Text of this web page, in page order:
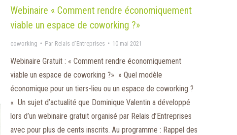
Webinaire « Comment rendre économiquement
viable un espace de coworking ?»
coworking Par Relais d'Entreprises 10 mai 2021
Webinaire Gratuit : « Comment rendre économiquement
viable un espace de coworking ?» » Quel modèle
économique pour un tiers-lieu ou un espace de coworking ?
« Un sujet d’actualité que Dominique Valentin a développé
lors d’un webinaire gratuit organisé par Relais d’Entreprises
avec pour plus de cents inscrits. Au programme : Rappel des